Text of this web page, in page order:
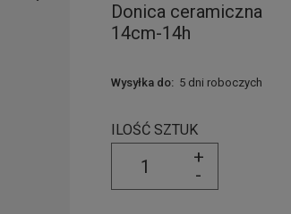
Donica ceramiczna
14cm-14h
Wysyłka do: 5 dni roboczych
ILOŚĆ SZTUK
+
-